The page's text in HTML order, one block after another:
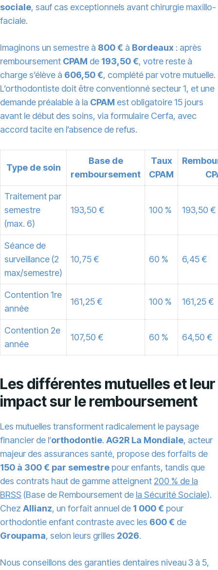
sociale, sauf cas exceptionnels avant chirurgie maxillo-
faciale.
Imaginons un semestre à 800 € à Bordeaux : après
remboursement CPAM de 193,50 €, votre reste à
charge s’élève à 606,50 €, complété par votre mutuelle.
L’orthodontiste doit être conventionné secteur 1, et une
demande préalable à la CPAM est obligatoire 15 jours
avant le début des soins, via formulaire Cerfa, avec
accord tacite en l’absence de refus.
Type de soin
Base de
remboursement
Taux
CPAM
Traitement par
semestre
(max. 6)
193,50 € 100 % 193,50 €
Séance de
surveillance (2
max/semestre)
10,75 € 60 % 6,45 €
Contention 1re
année
161,25 € 100 % 161,25 €
Contention 2e
année
107,50 € 60 % 64,50 €
Les différentes mutuelles et leur
impact sur le remboursement
Les mutuelles transforment radicalement le paysage
financier de l’orthodontie. AG2R La Mondiale, acteur
majeur des assurances santé, propose des forfaits de
150 à 300 € par semestre pour enfants, tandis que
des contrats haut de gamme atteignent 200 % de la
BRSS (Base de Remboursement de la Sécurité Sociale).
Chez Allianz, un forfait annuel de 1 000 € pour
orthodontie enfant contraste avec les 600 € de
Groupama, selon leurs grilles 2026.
Nous conseillons des garanties dentaires niveau 3 à 5,